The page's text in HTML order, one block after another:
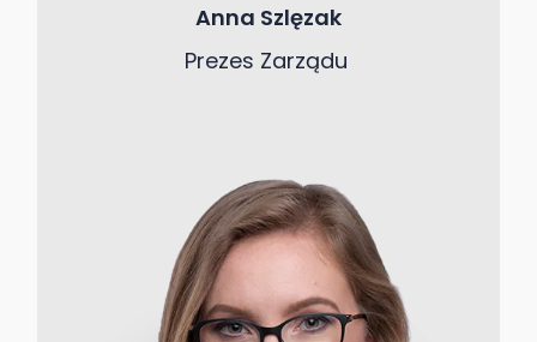
Anna Szlęzak
Prezes Zarządu